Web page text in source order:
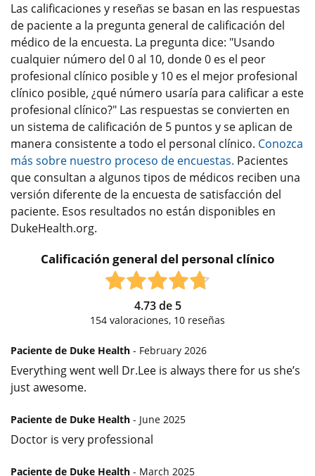
Las calificaciones y reseñas se basan en las respuestas
de paciente a la pregunta general de calificación del
médico de la encuesta. La pregunta dice: "Usando
cualquier número del 0 al 10, donde 0 es el peor
profesional clínico posible y 10 es el mejor profesional
clínico posible, ¿qué número usaría para calificar a este
profesional clínico?" Las respuestas se convierten en
un sistema de calificación de 5 puntos y se aplican de
manera consistente a todo el personal clínico. Conozca
más sobre nuestro proceso de encuestas. Pacientes
que consultan a algunos tipos de médicos reciben una
versión diferente de la encuesta de satisfacción del
paciente. Esos resultados no están disponibles en
DukeHealth.org.
Calificación general del personal clínico
4.73de 5
154 valoraciones, 10 reseñas
Paciente de Duke Health - February 2026
Everything went well Dr.Lee is always there for us she’s
just awesome.
Paciente de Duke Health - June 2025
Doctor is very professional
Paciente de Duke Health - March 2025